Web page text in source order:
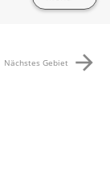
Nächstes Gebiet arrow_forward